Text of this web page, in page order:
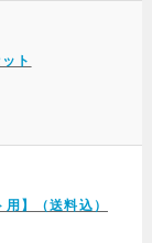
ト
】（送料込）